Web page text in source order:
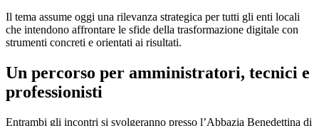
Il tema assume oggi una rilevanza strategica per tutti gli enti locali
che intendono affrontare le sfide della trasformazione digitale con
strumenti concreti e orientati ai risultati.
Un percorso per amministratori, tecnici e
professionisti
Entrambi gli incontri si svolgeranno presso l’Abbazia Benedettina di